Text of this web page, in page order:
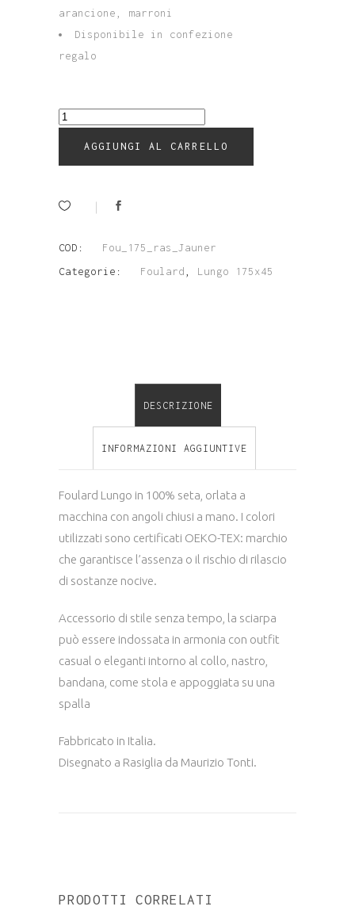
arancione, marroni
Disponibile in confezione
regalo
Foulard
100%
quantità
AGGIUNGI AL CARRELLO
COD:
Fou_175_ras_Jauner
Categorie:
Foulard Lungo 175x45
DESCRIZIONE
INFORMAZIONI AGGIUNTIVE
Foulard Lungo in 100% seta, orlata a
macchina con angoli chiusi a mano. I colori
utilizzati sono certificati OEKO-TEX: marchio
che garantisce l’assenza o il rischio di rilascio
di sostanze nocive.
Accessorio di stile senza tempo, la sciarpa
può essere indossata in armonia con outfit
casual o eleganti intorno al collo, nastro,
bandana, come stola e appoggiata su una
spalla
Fabbricato in Italia.
Disegnato a Rasiglia da Maurizio Tonti.
PRODOTTI CORRELATI